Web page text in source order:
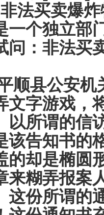
法买卖爆
一个独立部
问：非法买
顺县公安机
文字游戏，
以所谓的信
该告知书的
的却是椭圆
来糊弄报案
这份所谓的